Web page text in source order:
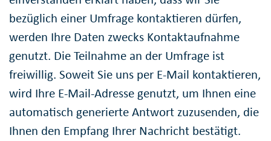
bezüglich einer Umfrage kontaktieren dürfen,
werden Ihre Daten zwecks Kontaktaufnahme
genutzt. Die Teilnahme an der Umfrage ist
freiwillig. Soweit Sie uns per E-Mail kontaktieren,
wird Ihre E-Mail-Adresse genutzt, um Ihnen eine
automatisch generierte Antwort zuzusenden, die
Ihnen den Empfang Ihrer Nachricht bestätigt.